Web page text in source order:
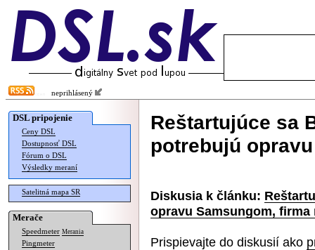
neprihlásený
DSL pripojenie
Ceny DSL
Dostupnosť DSL
Fórum o DSL
Výsledky meraní
Satelitná mapa SR
Merače
Speedmeter Merania
Pingmeter
Reštartujúce sa
potrebujú
Diskusia k článku:
opravu Samsungom, firma
Prispievajte do diskusií ako